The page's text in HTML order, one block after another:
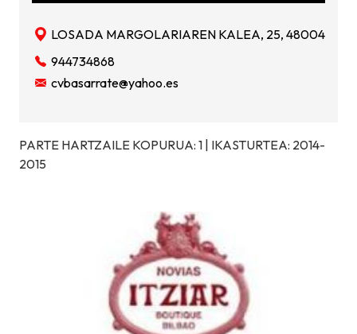
LOSADA MARGOLARIAREN KALEA, 25, 48004
944734868
cvbasarrate@yahoo.es
PARTE HARTZAILE KOPURUA: 1 | IKASTURTEA: 2014-
2015